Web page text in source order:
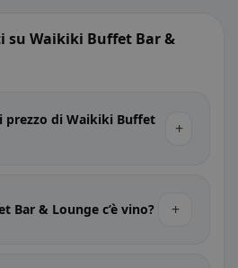
su Waikiki Buffet Bar &
prezzo di Waikiki Buffet
+
Bar & Lounge c’è vino? +